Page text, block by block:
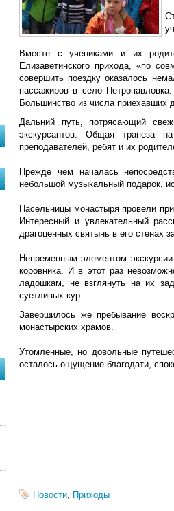
Вместе с учениками и их
Елизаветинского прихода, «по
совершить поездку оказалось
пассажиров в село
Большинство из числа приехавших
Дальний путь, потрясающий
экскурсантов. Общая трапеза
преподавателей, ребят и их
Прежде чем началась
небольшой музыкальный подарок,
Насельницы монастыря провели
Интересный и увлекательный
драгоценных святынь в его стенах
Непременным элементом
коровника. И в этот раз
ладошкам, не взглянуть на их
суетливых кур.
Завершилось же пребывание
монастырских храмов.
Утомленные, но довольные
осталось ощущение благодати,
Новости, Приходы